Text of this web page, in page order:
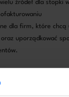
źródeł dla stopki
dla firm, które chcą
uporządkować